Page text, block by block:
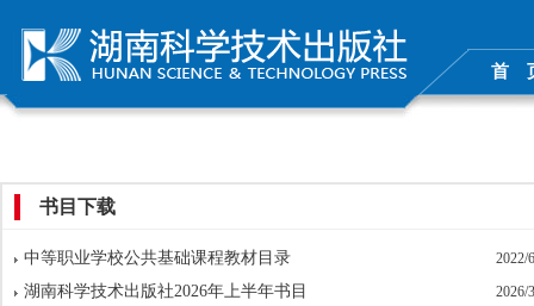
首
书目下载
中等职业学校公共基础课程教材目录 2022/
湖南科学技术出版社2026年上半年书目 2026/